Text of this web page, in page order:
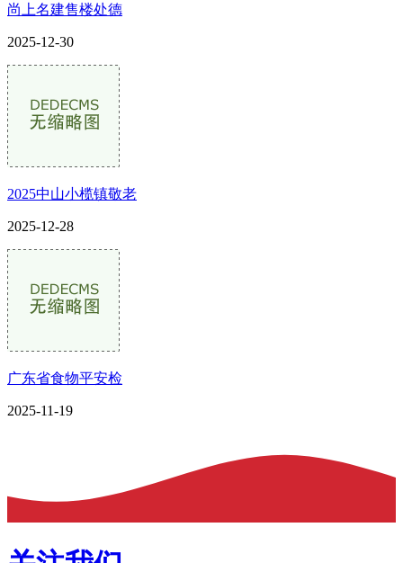
尚上名建售楼处德
2025-12-30
2025中山小榄镇敬老
2025-12-28
广东省食物平安检
2025-11-19